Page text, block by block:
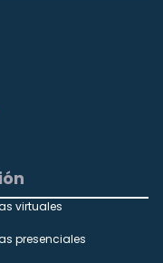
virtuales
presenciales